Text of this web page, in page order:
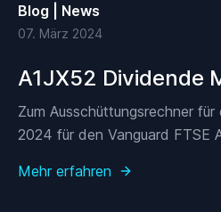
Blog | News
07. März 2024
A1JX52 Dividende
Zum Ausschüttungsrechner
2024 für den Vanguard FTSE
Mehr erfahren